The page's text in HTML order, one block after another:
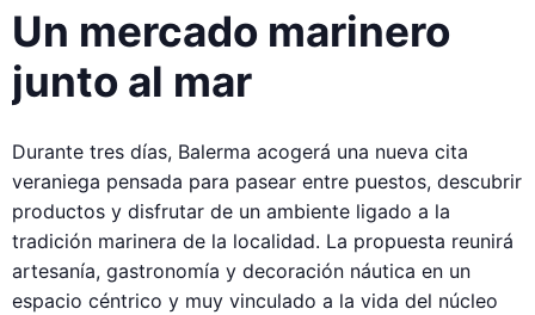
Un mercado marinero
junto al mar
Durante tres días, Balerma acogerá una nueva cita
veraniega pensada para pasear entre puestos, descubrir
productos y disfrutar de un ambiente ligado a la
tradición marinera de la localidad. La propuesta reunirá
artesanía, gastronomía y decoración náutica en un
espacio céntrico y muy vinculado a la vida del núcleo